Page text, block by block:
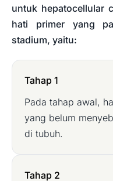
untuk hepatocellular
hati primer yang
stadium, yaitu:
Tahap 1
Pada tahap awal,
yang belum
di tubuh.
Tahap 2